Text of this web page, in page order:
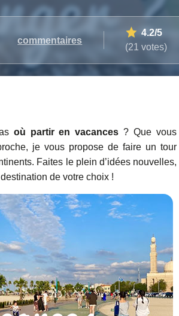
commentaires
4.2/5
(21 votes)
où partir en vacances ? Que vous
je vous propose de faire un tour
Faites le plein d’idées nouvelles,
de votre choix !